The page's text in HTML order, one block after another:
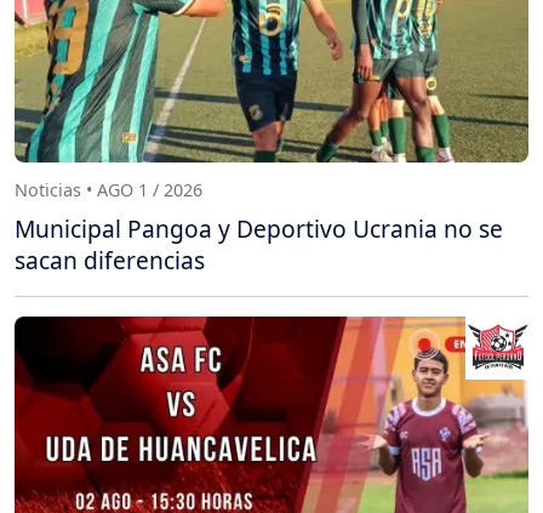
Noticias • AGO 1 / 2026
Municipal Pangoa y Deportivo Ucrania no se
sacan diferencias